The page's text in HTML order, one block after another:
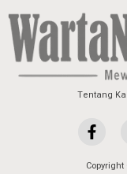
Tentang